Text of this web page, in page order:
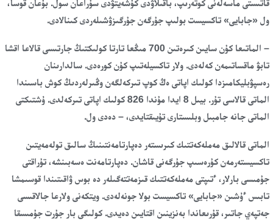
قاتىستى ماسەلەنى كوتەرىپ، باقىلاۋدى كۇشەيتۋدى سۇراعان سول. بۇعان قوسا،
ول «جابايى» تاكسيست بولىپ جۇرگەن جۇرگىزۋشىلەردى كىنالادى.
– الماتىعا كۇن سايىن كىرەتىن 700 مىڭعا تارتا كولىكتىڭ جارتىسى قالاعا اقشا
تابۋ ماقساتىمەن كەلەدى. ولار تاكسيلەتىپ كۇن كورەدى. سالدارىنان
رەسپۋبليكامىزدا كولىك اپاتى ەڭ كوپ تىركەلگەن وڭىرلەردىڭ كوش باسىندا
الماتى قالاسى تۇر. بيىل 8 ايدا مۇندا 826 كولىك اپاتى تىركەلدى. ۇشتىكتى
الماتى جانە جامبىل وبلىستارى تۇيىقتايدى، – دەدى ول.
الماتى قالالىق مەملەكەتتىك كىرىستەر دەپارتامەنتىنىڭ سالىق تولەمەيتىن
تاكسيستەرمەن كۇرەسىپ جۇرگەنى قاشان. دەپارتامەنت ەسەبىنشە، تۇراقتى
جۇمىسى بارلار، ءتىپتى مەملەكەتتىك قىزمەتتەگىلەر دە بوس ۋاقىتىندا قوسىمشا
تابىس ءۇشىن «جابايى» تاكسيست بولا جونەلەدى. ويتكەنى ولارعا جالاقىسى
جەتپەي جاتىر، قۇرىعاندا بەنزينىن اقتايىن دەيدى. كولىگى بار جۇرت جۇمىسقا